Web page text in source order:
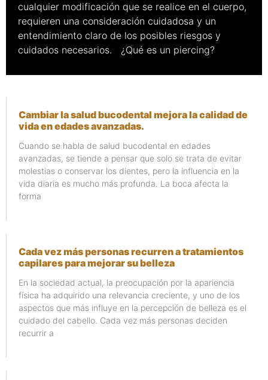
cualquier modificación que se realice en el cuerpo,
requieren una consideración cuidadosa y un
entendimiento claro de los posibles riesgos y
cuidados necesarios. ¿Qué es un piercing?
Cambiar la salud bucodental mejora la calidad de
vida en edades avanzadas.
Cuando se habla de salud bucodental en edades
avanzadas, se tiende a pensar que solo se trata de evitar
molestias o conservar los dientes, pero la influencia en la
vida diaria es mucho más profunda. La boca afecta la
forma
Cada vez más personas recurren a tratamientos
capilares para mejorar su belleza
En la sociedad actual, la preocupación por la apariencia
física ha adquirido una relevancia creciente, y uno de los
aspectos que más influye en la percepción de belleza es el
cuidado del cabello. Cada vez más personas deciden
recurrir a